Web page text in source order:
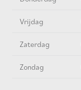
Vrijdag
Zaterdag
Zondag